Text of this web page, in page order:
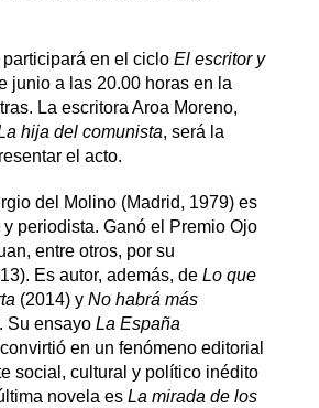
en el ciclo El escritor y
junio a las 20.00 horas en la
La escritora Aroa Moreno,
hija del comunista, será la
el acto.
del Molino (Madrid, 1979) es
periodista. Ganó el Premio Ojo
entre otros, por su
Es autor, además, de Lo que
(2014) y No habrá más
Su ensayo La España
en un fenómeno editorial
social, cultural y político inédito
novela es La mirada de los